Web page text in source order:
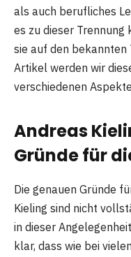
als auch berufliches
es zu dieser Trennung
sie auf den
Artikel werden wir
verschiedenen
Andreas
Gründe für
Die genauen Gründe
Kieling sind nicht
in dieser
klar, dass wie bei